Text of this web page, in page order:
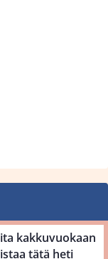
kakkuvuokaan
tätä heti